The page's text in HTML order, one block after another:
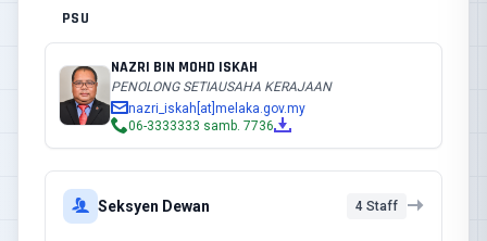
PSU
NAZRI BIN MOHD ISKAH
PENOLONG SETIAUSAHA KERAJAAN
nazri_iskah[at]melaka.gov.my
06-3333333 samb. 7736
Seksyen Dewan 4 Staff